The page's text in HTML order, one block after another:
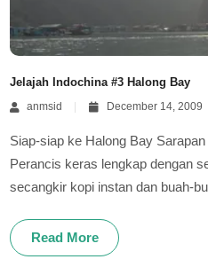
Jelajah Indochina #3 Halong Bay
anmsid
December 14, 2009
Siap-siap ke Halong Bay
Perancis keras lengkap dengan
secangkir kopi instan dan buah-
Read More